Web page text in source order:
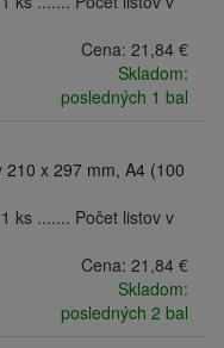
Cena: 21,84 €
Skladom:
posledných 1 bal
210 x 297 mm, A4 (100
ks ....... Počet listov v
Cena: 21,84 €
Skladom:
posledných 2 bal